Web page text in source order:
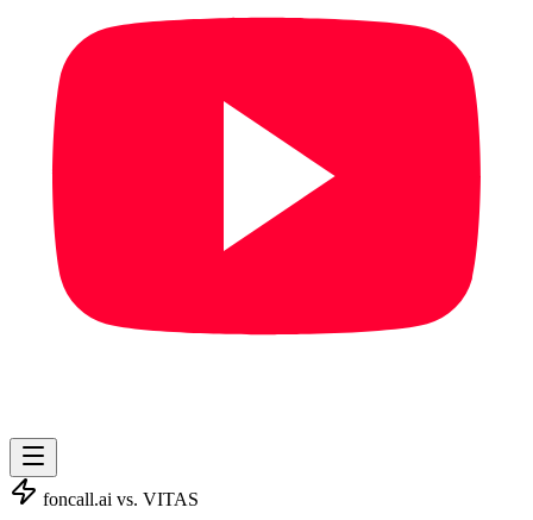
foncall.ai vs. VITAS